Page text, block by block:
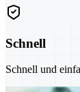
Schnell
Schnell und